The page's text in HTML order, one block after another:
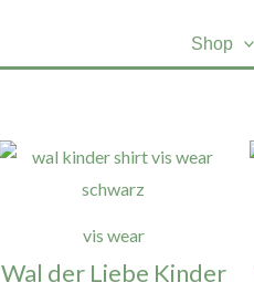
Shop
vis wear
Wal der Liebe Kinder